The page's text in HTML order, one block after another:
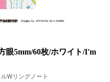
眼5mm/60枚/ホワイト/I'm
Wリングノート